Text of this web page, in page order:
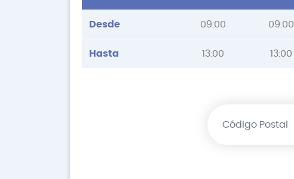
Desde 09:00 09:00
Hasta 13:00 13:00